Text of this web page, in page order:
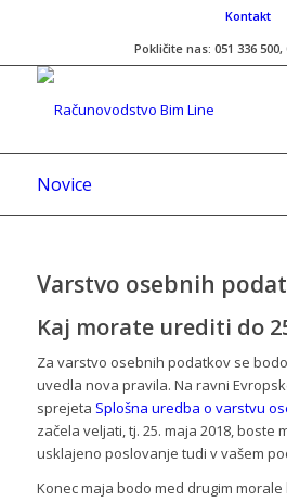
Kontakt
Pokličite nas: 051 336 500,
Novice
Varstvo osebnih
Kaj morate urediti do
Za varstvo osebnih podatkov se
uvedla nova pravila. Na ravni
sprejeta Splošna uredba o varstvu
začela veljati, tj. 25. maja 2018, boste
usklajeno poslovanje tudi v vašem
Konec maja bodo med drugim